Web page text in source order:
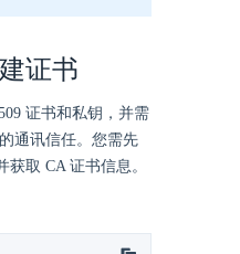
证书
证书和私钥，并需
通讯信任。您需先
取 CA 证书信息。